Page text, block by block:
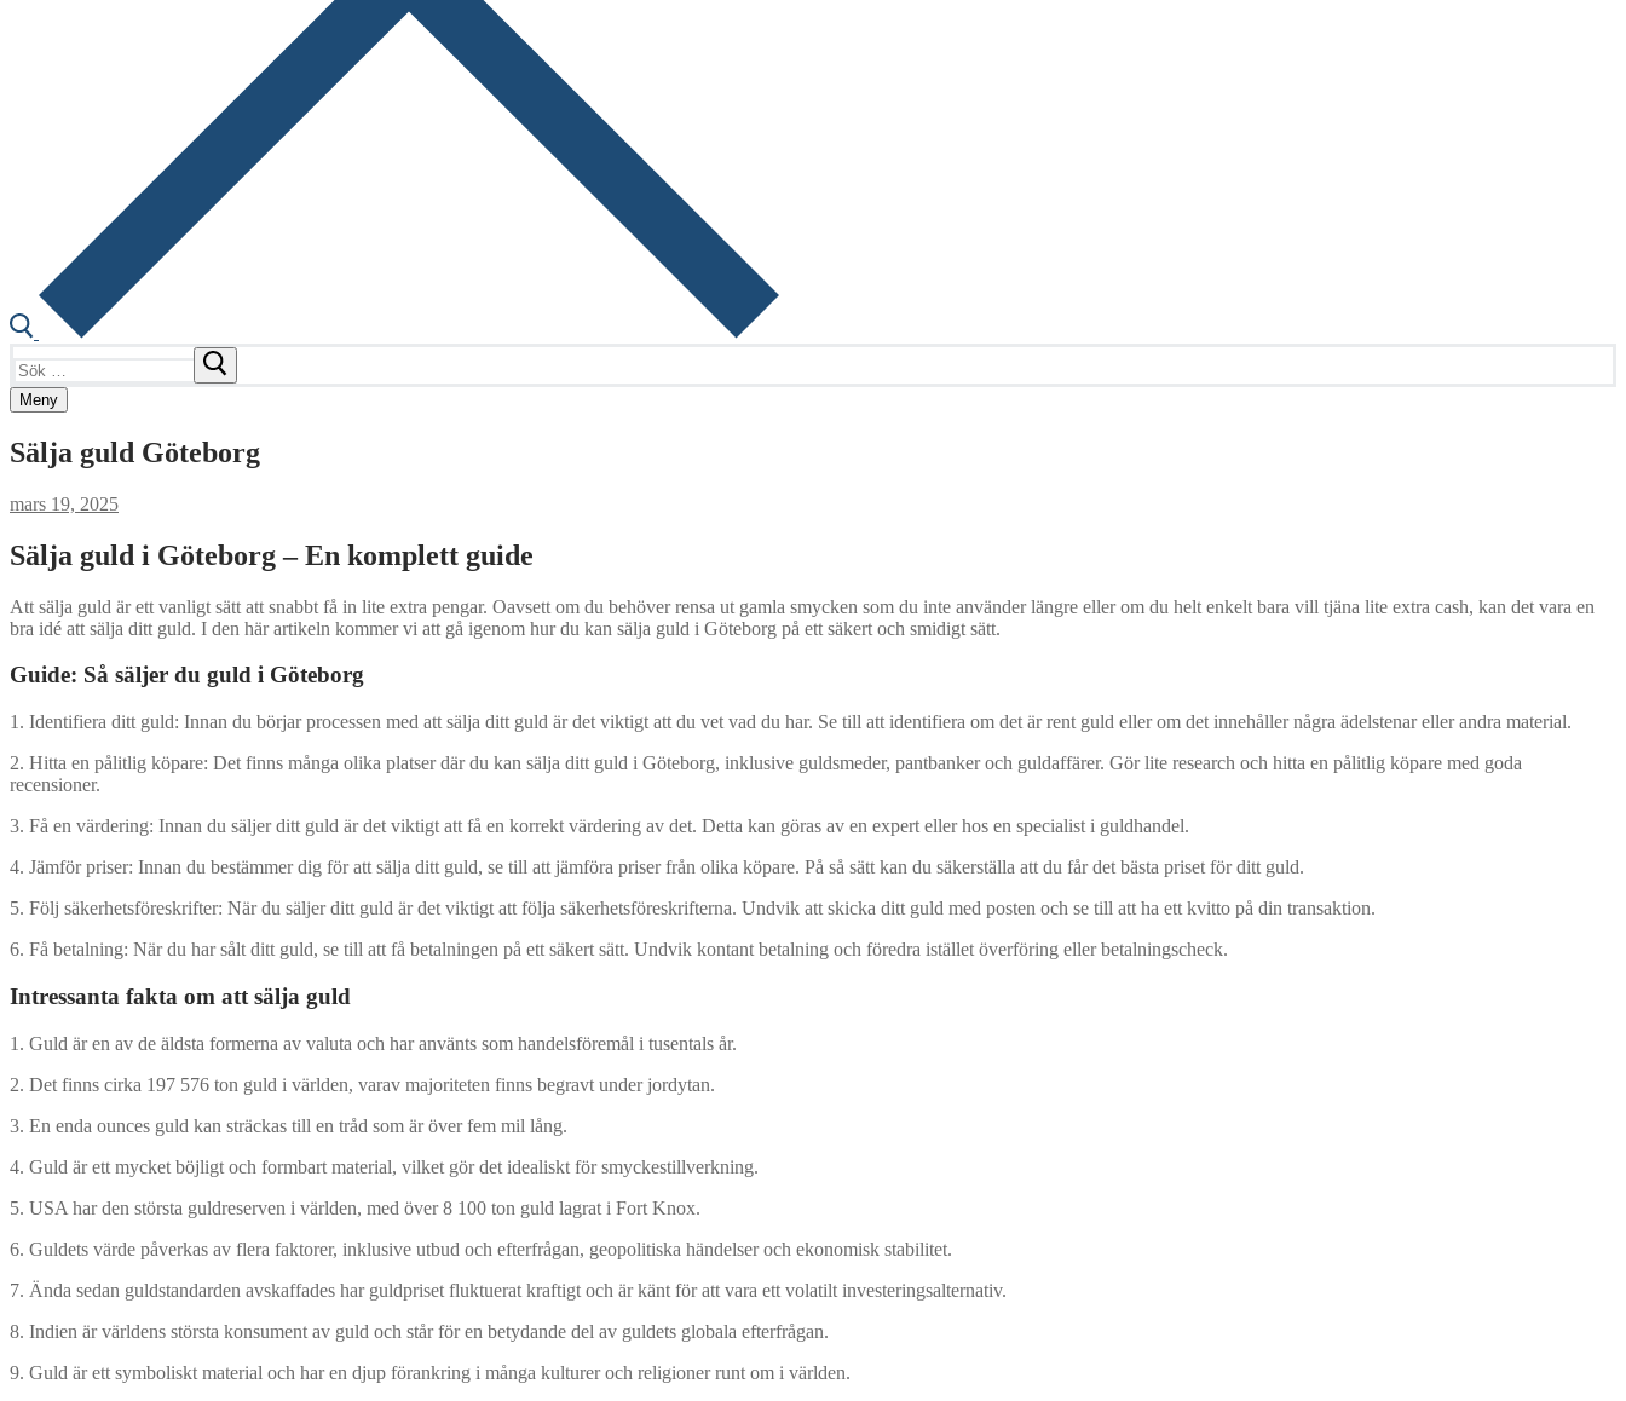
Meny
Sälja guld Göteborg
mars 19, 2025
Sälja guld i Göteborg – En komplett guide
Att sälja guld är ett vanligt sätt att snabbt få in lite extra pengar. Oavsett om du behöver rensa ut gamla smycken som du inte använder längre eller om du helt enkelt bara vill tjäna lite extra cash, kan det vara en
bra idé att sälja ditt guld. I den här artikeln kommer vi att gå igenom hur du kan sälja guld i Göteborg på ett säkert och smidigt sätt.
Guide: Så säljer du guld i Göteborg
1. Identifiera ditt guld: Innan du börjar processen med att sälja ditt guld är det viktigt att du vet vad du har. Se till att identifiera om det är rent guld eller om det innehåller några ädelstenar eller andra material.
2. Hitta en pålitlig köpare: Det finns många olika platser där du kan sälja ditt guld i Göteborg, inklusive guldsmeder, pantbanker och guldaffärer. Gör lite research och hitta en pålitlig köpare med goda
recensioner.
3. Få en värdering: Innan du säljer ditt guld är det viktigt att få en korrekt värdering av det. Detta kan göras av en expert eller hos en specialist i guldhandel.
4. Jämför priser: Innan du bestämmer dig för att sälja ditt guld, se till att jämföra priser från olika köpare. På så sätt kan du säkerställa att du får det bästa priset för ditt guld.
5. Följ säkerhetsföreskrifter: När du säljer ditt guld är det viktigt att följa säkerhetsföreskrifterna. Undvik att skicka ditt guld med posten och se till att ha ett kvitto på din transaktion.
6. Få betalning: När du har sålt ditt guld, se till att få betalningen på ett säkert sätt. Undvik kontant betalning och föredra istället överföring eller betalningscheck.
Intressanta fakta om att sälja guld
1. Guld är en av de äldsta formerna av valuta och har använts som handelsföremål i tusentals år.
2. Det finns cirka 197 576 ton guld i världen, varav majoriteten finns begravt under jordytan.
3. En enda ounces guld kan sträckas till en tråd som är över fem mil lång.
4. Guld är ett mycket böjligt och formbart material, vilket gör det idealiskt för smyckestillverkning.
5. USA har den största guldreserven i världen, med över 8 100 ton guld lagrat i Fort Knox.
6. Guldets värde påverkas av flera faktorer, inklusive utbud och efterfrågan, geopolitiska händelser och ekonomisk stabilitet.
7. Ända sedan guldstandarden avskaffades har guldpriset fluktuerat kraftigt och är känt för att vara ett volatilt investeringsalternativ.
8. Indien är världens största konsument av guld och står för en betydande del av guldets globala efterfrågan.
9. Guld är ett symboliskt material och har en djup förankring i många kulturer och religioner runt om i världen.